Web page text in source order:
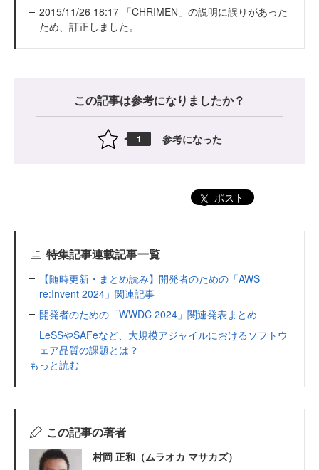
2015/11/26 18:17 「CHRIMEN」の説明に誤りがあった
ため、訂正しました。
この記事は参考になりましたか？
1 参考になった
ポスト
特集記事連載記事一覧
【随時更新・まとめ読み】開発者のための「AWS
re:Invent 2024」関連記事
開発者のための「WWDC 2024」関連発表まとめ
LeSSやSAFeなど、大規模アジャイルにおけるソフトウ
ェア品質の課題とは？
もっと読む
この記事の著者
村岡 正和（ムラオカ マサカズ）